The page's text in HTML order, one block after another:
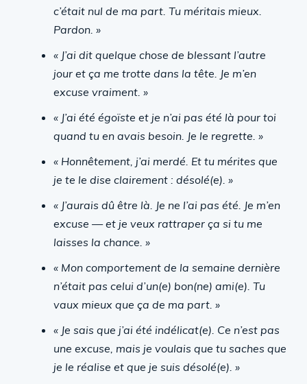
c’était nul de ma part. Tu méritais mieux.
Pardon. »
« J’ai dit quelque chose de blessant l’autre
jour et ça me trotte dans la tête. Je m’en
excuse vraiment. »
« J’ai été égoïste et je n’ai pas été là pour toi
quand tu en avais besoin. Je le regrette. »
« Honnêtement, j’ai merdé. Et tu mérites que
je te le dise clairement : désolé(e). »
« J’aurais dû être là. Je ne l’ai pas été. Je m’en
excuse — et je veux rattraper ça si tu me
laisses la chance. »
« Mon comportement de la semaine dernière
n’était pas celui d’un(e) bon(ne) ami(e). Tu
vaux mieux que ça de ma part. »
« Je sais que j’ai été indélicat(e). Ce n’est pas
une excuse, mais je voulais que tu saches que
je le réalise et que je suis désolé(e). »